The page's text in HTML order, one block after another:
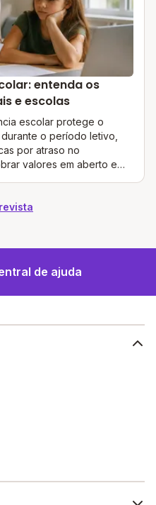
entenda os
e escolas
escolar protege o
o período letivo,
por atraso no
valores em aberto e
financeira, buscar
imprevistos ou
de ajuda